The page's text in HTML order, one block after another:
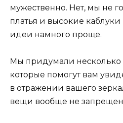
мужественно. Нет, мы не
платья и высокие
идеи намного проще.
Мы придумали несколько
которые помогут вам
в отражении вашего
вещи вообще не